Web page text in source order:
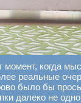
когда
реальные
было бы
далеко не